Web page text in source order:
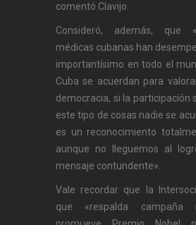
comentó Clavijo.
Consideró, además, que
médicas cubanas han
importantísimo en todo el
Cuba se acuerdan para
democracia, si la participación
este tipo de cosas nadie se
es un reconocimiento
aunque no lleguemos al
mensaje contundente».
Vale recordar que la
que «respalda campaña